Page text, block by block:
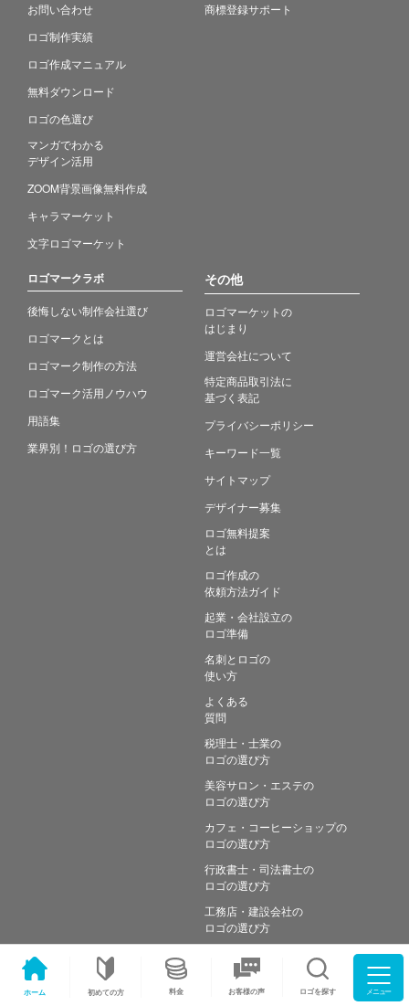
ホーム 初めての方 料金 お客様の声 ロゴを探す メニュー
お問い合わせ
ロゴ制作実績
ロゴ作成マニュアル
無料ダウンロード
ロゴの色選び
マンガでわかる
デザイン活用
ZOOM背景画像無料作成
キャラマーケット
文字ロゴマーケット
商標登録サポート
ロゴマークラボ
後悔しない制作会社選び
ロゴマークとは
ロゴマーク制作の方法
ロゴマーク活用ノウハウ
用語集
業界別！ロゴの選び方
その他
ロゴマーケットの
はじまり
運営会社について
特定商品取引法に
基づく表記
プライバシーポリシー
キーワード一覧
サイトマップ
デザイナー募集
ロゴ無料提案
とは
ロゴ作成の
依頼方法ガイド
起業・会社設立の
ロゴ準備
名刺とロゴの
使い方
よくある
質問
税理士・士業の
ロゴの選び方
美容サロン・エステの
ロゴの選び方
カフェ・コーヒーショップの
ロゴの選び方
行政書士・司法書士の
ロゴの選び方
工務店・建設会社の
ロゴの選び方
Copyright © Simple works Inc. All Rights Reserved.